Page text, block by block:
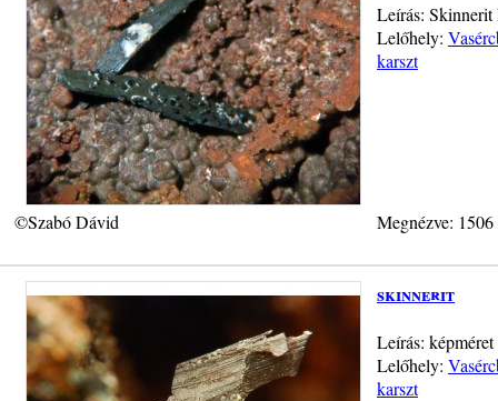
Leírás: Skinnerit
Lelőhely:
karszt
©Szabó Dávid Megnézve:
skinnerit
Leírás:
Lelőhely:
karszt